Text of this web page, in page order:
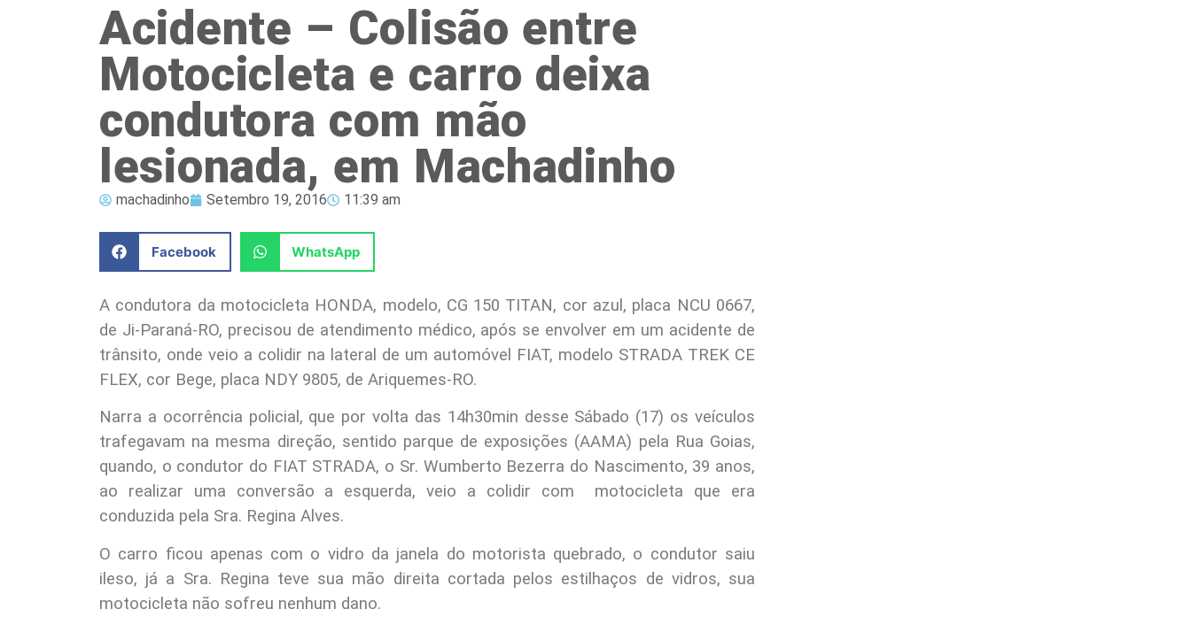
Acidente – Colisão entre
Motocicleta e carro deixa
condutora com mão
lesionada, em Machadinho
machadinho Setembro 19, 2016 11:39 am
Facebook WhatsApp
A condutora da motocicleta HONDA, modelo, CG 150 TITAN, cor azul, placa NCU 0667,
de Ji-Paraná-RO, precisou de atendimento médico, após se envolver em um acidente de
trânsito, onde veio a colidir na lateral de um automóvel FIAT, modelo STRADA TREK CE
FLEX, cor Bege, placa NDY 9805, de Ariquemes-RO.
Narra a ocorrência policial, que por volta das 14h30min desse Sábado (17) os veículos
trafegavam na mesma direção, sentido parque de exposições (AAMA) pela Rua Goias,
quando, o condutor do FIAT STRADA, o Sr. Wumberto Bezerra do Nascimento, 39 anos,
ao realizar uma conversão a esquerda, veio a colidir com motocicleta que era
conduzida pela Sra. Regina Alves.
O carro ficou apenas com o vidro da janela do motorista quebrado, o condutor saiu
ileso, já a Sra. Regina teve sua mão direita cortada pelos estilhaços de vidros, sua
motocicleta não sofreu nenhum dano.